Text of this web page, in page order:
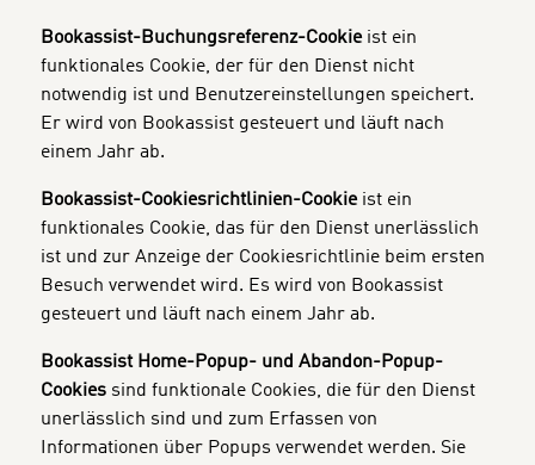
Bookassist-Buchungsreferenz-Cookieist ein
funktionales Cookie, der für den Dienst nicht
notwendig ist und Benutzereinstellungen speichert.
Er wird von Bookassist gesteuert und läuft nach
einem Jahr ab.
Bookassist-Cookiesrichtlinien-Cookieist ein
funktionales Cookie, das für den Dienst unerlässlich
ist und zur Anzeige der Cookiesrichtlinie beim ersten
Besuch verwendet wird. Es wird von Bookassist
gesteuert und läuft nach einem Jahr ab.
Bookassist Home-Popup- und Abandon-Popup-
Cookiessind funktionale Cookies, die für den Dienst
unerlässlich sind und zum Erfassen von
Informationen über Popups verwendet werden. Sie